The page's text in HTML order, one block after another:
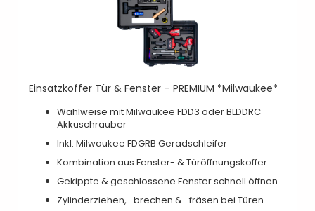
Einsatzkoffer Tür & Fenster – PREMIUM *Milwaukee*
Wahlweise mit Milwaukee FDD3 oder BLDDRC
Akkuschrauber
Inkl. Milwaukee FDGRB Geradschleifer
Kombination aus Fenster- & Türöffnungskoffer
Gekippte & geschlossene Fenster schnell öffnen
Zylinderziehen, -brechen & -fräsen bei Türen